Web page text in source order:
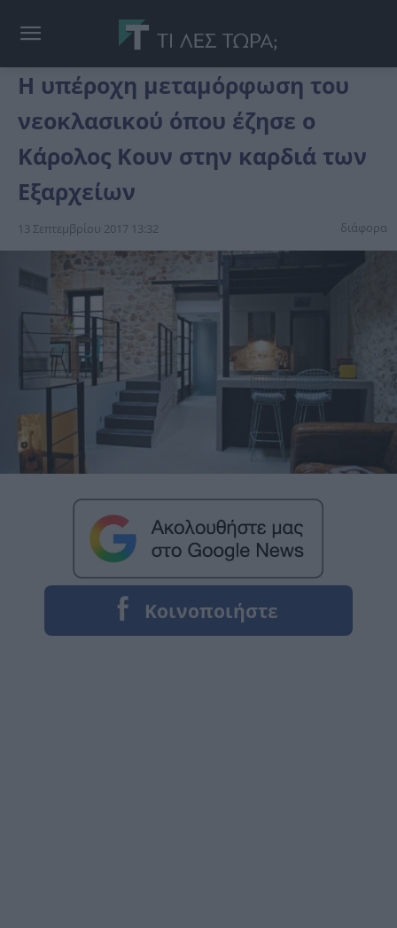
Η υπέροχη μεταμόρφωση του
νεοκλασικού όπου έζησε ο
Κάρολος Κουν στην καρδιά των
Εξαρχείων
13 Σεπτεμβρίου 2017 13:32 διάφορα